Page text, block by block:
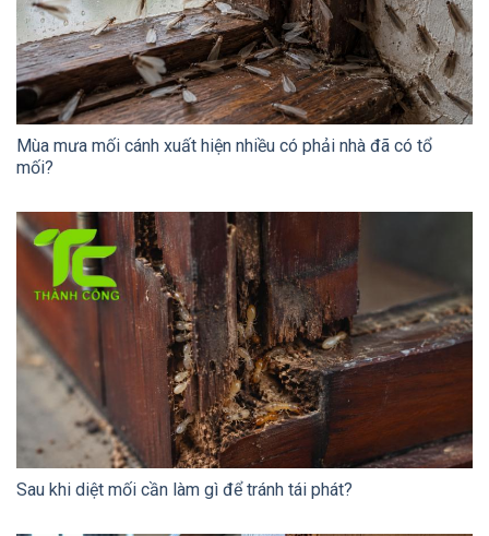
Mùa mưa mối cánh xuất hiện nhiều có phải nhà đã có tổ
mối?
Sau khi diệt mối cần làm gì để tránh tái phát?